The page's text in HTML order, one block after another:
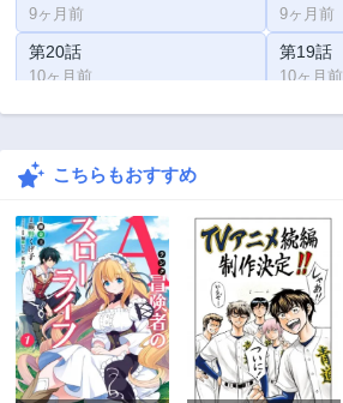
9ヶ月前 9ヶ月前
第20話
10ヶ月前
第19話
10ヶ月前
第18話 第17話
第15話
第13話
1年前
第12話
1年前
第11話
1年前
第10話
1年前
第9話
1年前
第8話
1年前
こちらもおすすめ